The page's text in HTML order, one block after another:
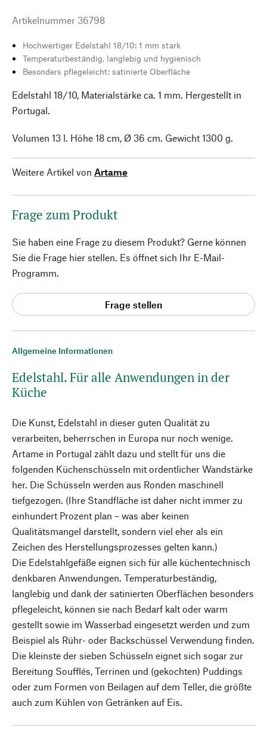
Allgemeine Informationen
Edelstahl. Für alle Anwendungen in der
Küche
Die Kunst, Edelstahl in dieser guten Qualität zu
verarbeiten, beherrschen in Europa nur noch wenige.
Artame in Portugal zählt dazu und stellt für uns die
folgenden Küchenschüsseln mit ordentlicher Wandstärke
her. Die Schüsseln werden aus Ronden maschinell
tiefgezogen. (Ihre Standfläche ist daher nicht immer zu
einhundert Prozent plan – was aber keinen
Qualitätsmangel darstellt, sondern viel eher als ein
Zeichen des Herstellungsprozesses gelten kann.)
Die Edelstahlgefäße eignen sich für alle küchentechnisch
denkbaren Anwendungen. Temperaturbeständig,
langlebig und dank der satinierten Oberflächen besonders
pflegeleicht, können sie nach Bedarf kalt oder warm
gestellt sowie im Wasserbad eingesetzt werden und zum
Beispiel als Rühr- oder Backschüssel Verwendung finden.
Die kleinste der sieben Schüsseln eignet sich sogar zur
Bereitung Soufflés, Terrinen und (gekochten) Puddings
oder zum Formen von Beilagen auf dem Teller, die größte
auch zum Kühlen von Getränken auf Eis.
Artikelnummer 36798
Hochwertiger Edelstahl 18/10: 1 mm stark
Temperaturbeständig, langlebig und hygienisch
Besonders pflegeleicht: satinierte Oberfläche
Edelstahl 18/10, Materialstärke ca. 1 mm. Hergestellt in
Portugal.
Volumen 13 l. Höhe 18 cm, Ø 36 cm. Gewicht 1300 g.
Weitere Artikel von Artame
Frage zum Produkt
Sie haben eine Frage zu diesem Produkt? Gerne können
Sie die Frage hier stellen. Es öffnet sich Ihr E-Mail-
Programm.
Frage stellen